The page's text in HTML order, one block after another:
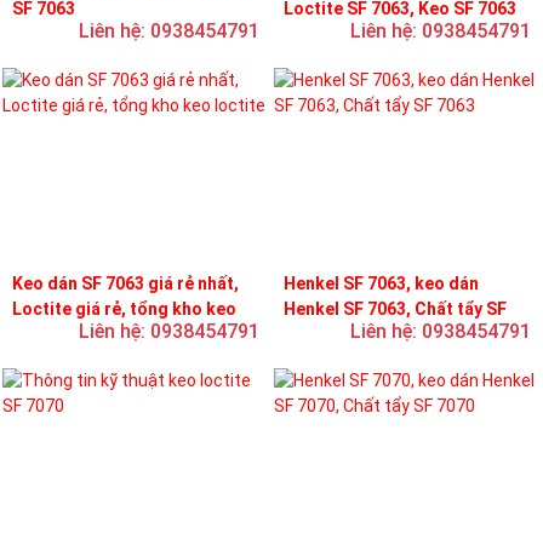
SF 7063
Liên hệ: 0938454791
Loctite SF 7063, Keo SF 7063
Liên hệ: 0938454791
Keo dán SF 7063 giá rẻ nhất,
Loctite giá rẻ, tổng kho keo
Liên hệ: 0938454791
Henkel SF 7063, keo dán
Henkel SF 7063, Chất tẩy SF
Liên hệ: 0938454791